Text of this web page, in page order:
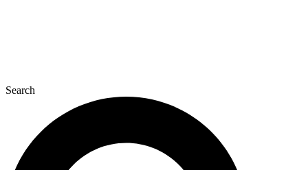
Search